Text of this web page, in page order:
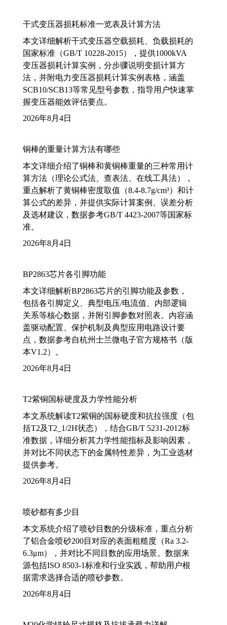
干式变压器损耗标准一览表及计算方法
本文详细解析干式变压器空载损耗、负载损耗的
国家标准（GB/T 10228-2015），提供1000kVA
变压器损耗计算实例，分步骤说明变损计算方
法，并附电力变压器损耗计算实例表格，涵盖
SCB10/SCB13等常见型号参数，指导用户快速掌
握变压器能效评估要点。
2026年8月4日
铜棒的重量计算方法有哪些
本文详细介绍了铜棒和黄铜棒重量的三种常用计
算方法（理论公式法、查表法、在线工具法），
重点解析了黄铜棒密度取值（8.4-8.7g/cm³）和计
算公式的差异，并提供实际计算案例、误差分析
及选材建议，数据参考GB/T 4423-2007等国家标
准。
2026年8月4日
BP2863芯片各引脚功能
本文详细解析BP2863芯片的引脚功能及参数，
包括各引脚定义、典型电压/电流值、内部逻辑
关系等核心数据，并附引脚参数对照表。内容涵
盖驱动配置、保护机制及典型应用电路设计要
点，数据参考自杭州士兰微电子官方规格书（版
本V1.2）。
2026年8月4日
T2紫铜国标硬度及力学性能分析
本文系统解读T2紫铜的国标硬度和抗拉强度（包
括T2及T2_1/2H状态），结合GB/T 5231-2012标
准数据，详细分析其力学性能指标及影响因素，
并对比不同状态下的金属特性差异，为工业选材
提供参考。
2026年8月4日
喷砂都有多少目
本文系统介绍了喷砂目数的分级标准，重点分析
了铝合金喷砂200目对应的表面粗糙度（Ra 3.2-
6.3μm），并对比不同目数的应用场景。数据来
源包括ISO 8503-1标准和行业实践，帮助用户根
据需求选择合适的喷砂参数。
2026年8月4日